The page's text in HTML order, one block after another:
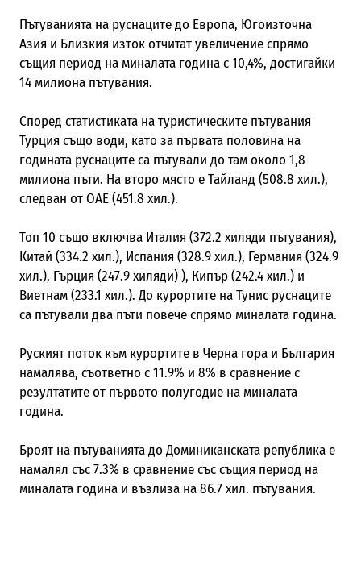
Пътуванията на руснаците до Европа, Югоизточна
Азия и Близкия изток отчитат увеличение спрямо
същия период на миналата година с 10,4%, достигайки
14 милиона пътувания.
Според статистиката на туристическите пътувания
Турция също води, като за първата половина на
годината руснаците са пътували до там около 1,8
милиона пъти. На второ място е Тайланд (508.8 хил.),
следван от ОАЕ (451.8 хил.).
Топ 10 също включва Италия (372.2 хиляди пътувания),
Китай (334.2 хил.), Испания (328.9 хил.), Германия (324.9
хил.), Гърция (247.9 хиляди) ), Кипър (242.4 хил.) и
Виетнам (233.1 хил.). До курортите на Тунис руснаците
са пътували два пъти повече спрямо миналата година.
Руският поток към курортите в Черна гора и България
намалява, съответно с 11.9% и 8% в сравнение с
резултатите от първото полугодие на миналата
година.
Броят на пътуванията до Доминиканската република е
намалял със 7.3% в сравнение със същия период на
миналата година и възлиза на 86.7 хил. пътувания.